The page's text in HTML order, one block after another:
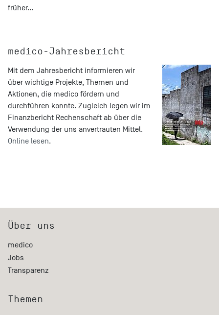
früher...
medico-Jahresbericht
Mit dem Jahresbericht informieren wir
über wichtige Projekte, Themen und
Aktionen, die medico fördern und
durchführen konnte. Zugleich legen wir im
Finanzbericht Rechenschaft ab über die
Verwendung der uns anvertrauten Mittel.
Online lesen.
Über uns
medico
Jobs
Transparenz
Themen